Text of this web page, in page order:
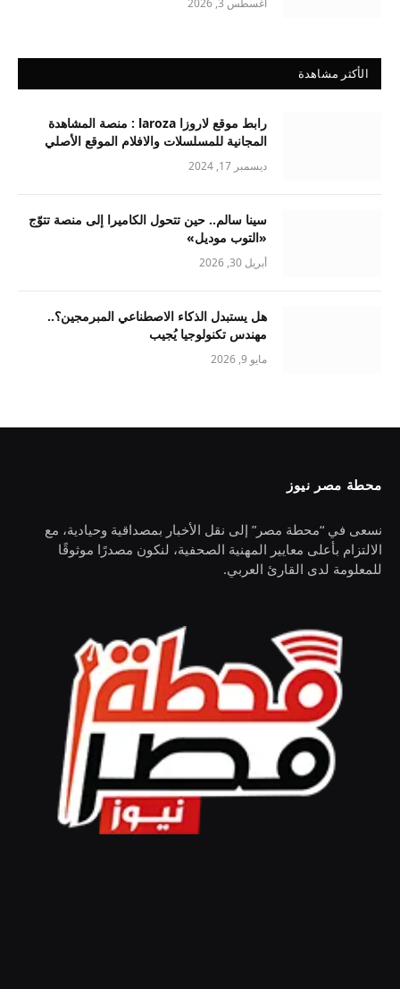
أغسطس 3, 2026
الأكثر مشاهدة
رابط موقع لاروزا laroza : منصة المشاهدة
المجانية للمسلسلات والافلام الموقع الأصلي
ديسمبر 17, 2024
سينا سالم.. حين تتحول الكاميرا إلى منصة تتوّج
«التوب موديل»
أبريل 30, 2026
هل يستبدل الذكاء الاصطناعي المبرمجين؟..
مهندس تكنولوجيا يُجيب
مايو 9, 2026
محطة مصر نيوز
نسعى في “محطة مصر” إلى نقل الأخبار بمصداقية وحيادية، مع
الالتزام بأعلى معايير المهنية الصحفية، لنكون مصدرًا موثوقًا
للمعلومة لدى القارئ العربي.